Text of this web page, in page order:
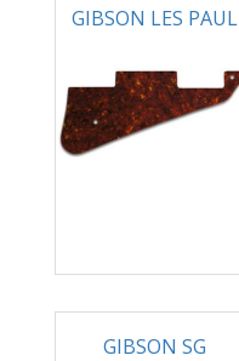
GIBSON LES PAUL
GIBSON SG